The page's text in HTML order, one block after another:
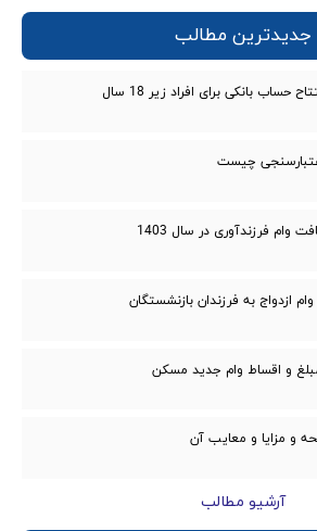
جدیدترین مطالب
حساب بانکی برای افراد زیر 18 سال
چیست
وام فرزندآوری در سال 1403
ازدواج به فرزندان بازنشستگان
و اقساط وام جدید مسکن
و مزایا و معایب‌ آن
آرشیو مطالب